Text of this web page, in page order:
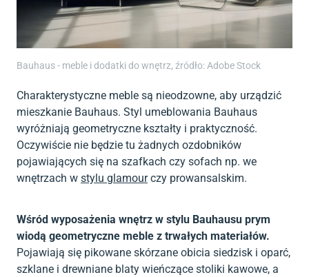
Bauhaus - meble i dodatki do wnętrz, źródło: Adobe Stock
Charakterystyczne meble są nieodzowne, aby urządzić
mieszkanie Bauhaus. Styl umeblowania Bauhaus
wyróżniają geometryczne kształty i praktyczność.
Oczywiście nie będzie tu żadnych ozdobników
pojawiających się na szafkach czy sofach np. we
wnętrzach w stylu glamourczy prowansalskim.
Wśród wyposażenia wnętrz w stylu Bauhausu prym
wiodą geometryczne meble z trwałych materiałów.
Pojawiają się pikowane skórzane obicia siedzisk i oparć,
szklane i drewniane blaty wieńczące stoliki kawowe, a